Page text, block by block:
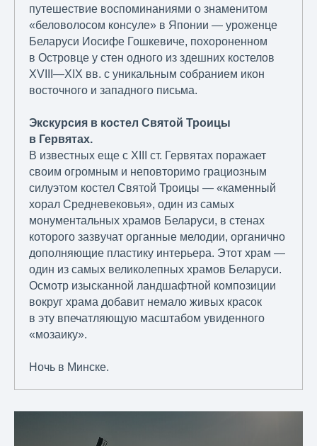
путешествие воспоминаниями о знаменитом
«беловолосом консуле» в Японии — уроженце
Беларуси Иосифе Гошкевиче, похороненном
в Островце у стен одного из здешних костелов
XVIII—XIX вв. с уникальным собранием икон
восточного и западного письма.
Экскурсия в костел Святой Троицы
в Гервятах.
В известных еще с XIII ст. Гервятах поражает
своим огромным и неповторимо грациозным
силуэтом костел Святой Троицы — «каменный
хорал Средневековья», один из самых
монументальных храмов Беларуси, в стенах
которого зазвучат органные мелодии, органично
дополняющие пластику интерьера. Этот храм —
один из самых великолепных храмов Беларуси.
Осмотр изысканной ландшафтной композиции
вокруг храма добавит немало живых красок
в эту впечатляющую масштабом увиденного
«мозаику».
Ночь в Минске.